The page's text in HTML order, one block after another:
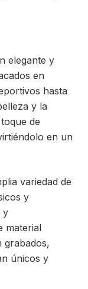
elegante y
en
hasta
y la
de
en un
variedad de
y
y
material
grabados,
únicos y